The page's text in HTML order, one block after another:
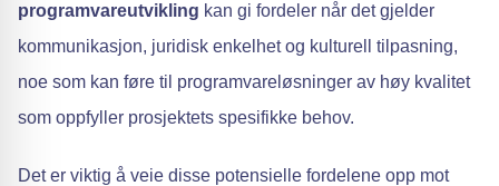
programvareutvikling kan gi fordeler når det gjelder
kommunikasjon, juridisk enkelhet og kulturell tilpasning,
noe som kan føre til programvareløsninger av høy kvalitet
som oppfyller prosjektets spesifikke behov.
Det er viktig å veie disse potensielle fordelene opp mot